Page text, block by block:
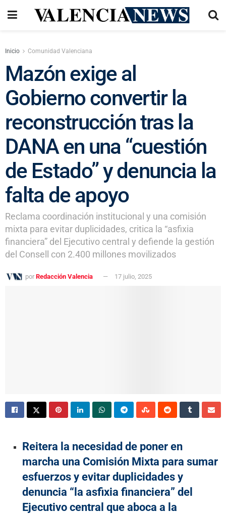
Inicio Comunidad Valenciana
Mazón exige al
Gobierno convertir la
reconstrucción tras la
DANA en una “cuestión
de Estado” y denuncia la
falta de apoyo
Reclama coordinación institucional y una comisión
mixta para evitar duplicidades, critica la “asfixia
financiera” del Ejecutivo central y defiende la gestión
del Consell con 2.400 millones movilizados
por Redacción Valencia 17 julio, 2025
Reitera la necesidad de poner en
marcha una Comisión Mixta para sumar
esfuerzos y evitar duplicidades y
denuncia “la asfixia financiera” del
Ejecutivo central que aboca a la